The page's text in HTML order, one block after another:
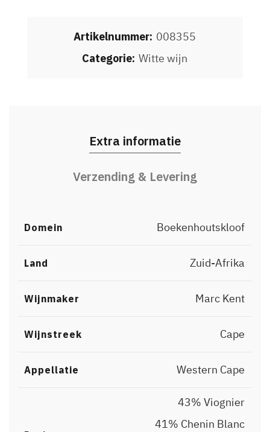
Artikelnummer: 008355
Categorie: Witte wijn
Extra informatie
Verzending & Levering
Domein Boekenhoutskloof
Land Zuid-Afrika
Wijnmaker Marc Kent
Wijnstreek Cape
Appellatie Western Cape
41% Chenin Blanc
43% Viognier